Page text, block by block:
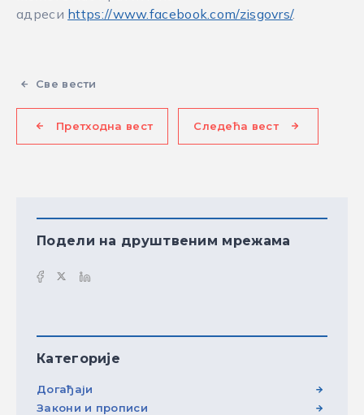
адреси https://www.facebook.com/zisgovrs/.
Све вести
Претходна вест Следећа вест
Подели на друштвеним мрежама
Категорије
Догађаји
Закони и прописи